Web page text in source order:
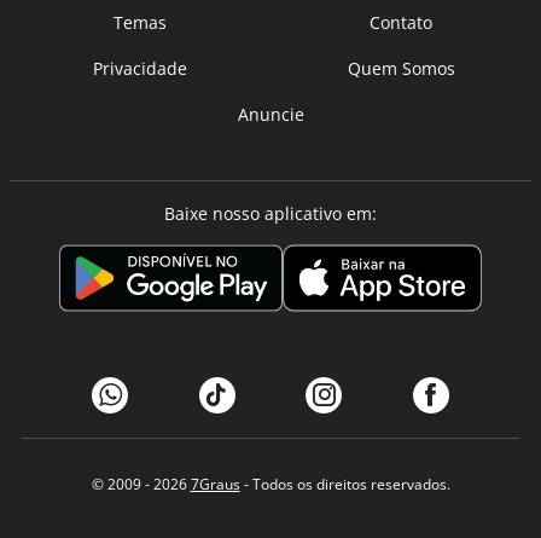
Temas
Contato
Privacidade
Quem Somos
Anuncie
Baixe nosso aplicativo em:
© 2009 - 20267Graus- Todos os direitos reservados.